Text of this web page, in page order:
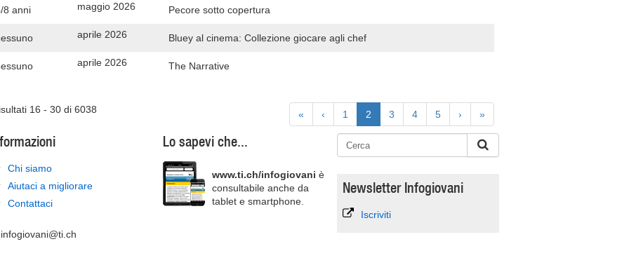
8 anni maggio 2026 Pecore sotto copertura
aprile 2026 Bluey al cinema: Collezione giocare agli chef
aprile 2026 The Narrative
16 - 30 di 6038 « ‹ 1 2 3 4 5 › »
Chi siamo
Aiutaci a migliorare
Contattaci
Lo sapevi che...
www.ti.ch/infogiovani è
consultabile anche da
tablet e smartphone.
Newsletter Infogiovani
Iscriviti